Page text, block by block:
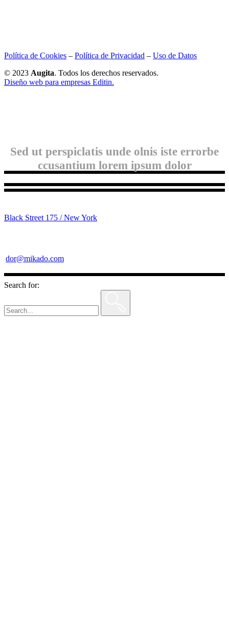
Política de Cookies – Política de Privacidad – Uso de Datos
© 2023 Augita. Todos los derechos reservados.
Diseño web para empresas Editin.
Sed ut perspiclatis unde olnis iste errorbe
ccusantium lorem ipsum dolor
Black Street 175 / New York
dor@mikado.com
Search for: